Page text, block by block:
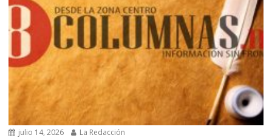
julio 14, 2026 La Redacción